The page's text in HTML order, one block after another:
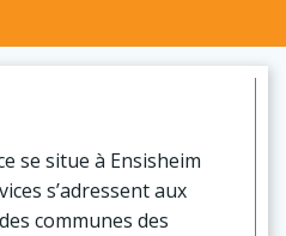
se situe à Ensisheim
s’adressent aux
communes des